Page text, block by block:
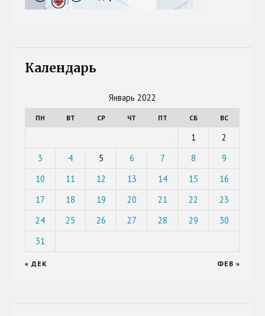
Календарь
Январь 2022
ПН ВТ СР ЧТ ПТ СБ ВС
1
2
3
4 5 6 7 8
9
10
11 12 13 14 15
16
17
18 19 20 21 22
23
24
25 26 27 28 29
30
31
« ДЕК ФЕВ »